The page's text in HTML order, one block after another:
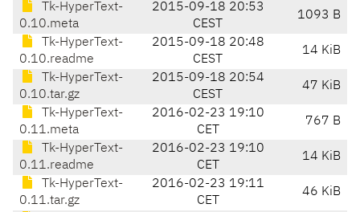
Tk-HyperText-
0.10.meta
2015-09-18 20:53
CEST
1093 B
Tk-HyperText-
0.10.readme
2015-09-18 20:48
CEST
14 KiB
Tk-HyperText-
0.10.tar.gz
2015-09-18 20:54
CEST
47 KiB
Tk-HyperText-
0.11.meta
2016-02-23 19:10
CET
767 B
Tk-HyperText-
0.11.readme
2016-02-23 19:10
CET
14 KiB
Tk-HyperText-
0.11.tar.gz
2016-02-23 19:11
CET
46 KiB